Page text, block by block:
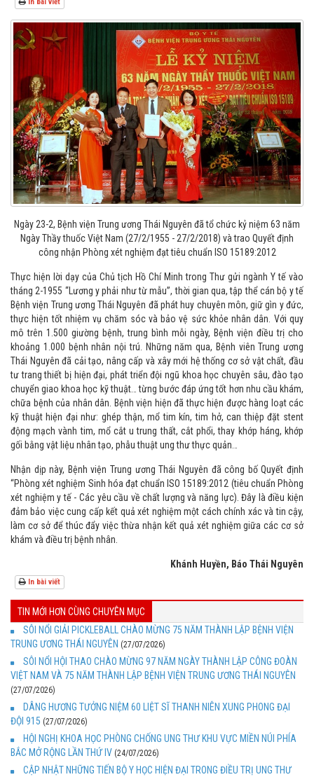
Ngày 23-2, Bệnh viện Trung ương Thái Nguyên đã tổ chức kỷ niệm 63 năm
Ngày Thầy thuốc Việt Nam (27/2/1955 - 27/2/2018) và trao Quyết định
công nhận Phòng xét nghiệm đạt tiêu chuẩn ISO 15189:2012
Thực hiện lời dạy của Chủ tịch Hồ Chí Minh trong Thư gửi ngành Y tế vào
tháng 2-1955 “Lương y phải như từ mẫu”, thời gian qua, tập thể cán bộ y tế
Bệnh viện Trung ương Thái Nguyên đã phát huy chuyên môn, giữ gìn y đức,
thực hiện tốt nhiệm vụ chăm sóc và bảo vệ sức khỏe nhân dân. Với quy
mô trên 1.500 giường bệnh, trung bình mỗi ngày, Bệnh viện điều trị cho
khoảng 1.000 bệnh nhân nội trú. Những năm qua, Bệnh viên Trung ương
Thái Nguyên đã cải tạo, nâng cấp và xây mới hệ thống cơ sở vật chất, đầu
tư trang thiết bị hiện đại, phát triển đội ngũ khoa học chuyên sâu, đào tạo
chuyển giao khoa học kỹ thuật… từng bước đáp ứng tốt hơn nhu cầu khám,
chữa bệnh của nhân dân. Bệnh viện hiện đã thực hiện được hàng loạt các
kỹ thuật hiện đại như: ghép thận, mổ tim kín, tim hở, can thiệp đặt stent
động mạch vành tim, mổ cắt u trung thất, cắt phổi, thay khớp háng, khớp
gối bằng vật liệu nhân tạo, phẫu thuật ung thư thực quản…
Nhận dịp này, Bệnh viện Trung ương Thái Nguyên đã công bố Quyết định
“Phòng xét nghiệm Sinh hóa đạt chuẩn ISO 15189:2012 (tiêu chuẩn Phòng
xét nghiệm y tế - Các yêu cầu về chất lượng và năng lực). Đây là điều kiện
đảm bảo việc cung cấp kết quả xét nghiệm một cách chính xác và tin cậy,
làm cơ sở để thúc đẩy việc thừa nhận kết quả xét nghiệm giữa các cơ sở
khám và điều trị bệnh nhân.
Khánh Huyền, Báo Thái Nguyên
In bài viết
TIN MỚI HƠN CÙNG CHUYÊN MỤC
SÔI NỔI GIẢI PICKLEBALL CHÀO MỪNG 75 NĂM THÀNH LẬP BỆNH VIỆN
TRUNG ƯƠNG THÁI NGUYÊN (27/07/2026)
SÔI NỔI HỘI THAO CHÀO MỪNG 97 NĂM NGÀY THÀNH LẬP CÔNG ĐOÀN
VIỆT NAM VÀ 75 NĂM THÀNH LẬP BỆNH VIỆN TRUNG ƯƠNG THÁI NGUYÊN
(27/07/2026)
DÂNG HƯƠNG TƯỞNG NIỆM 60 LIỆT SĨ THANH NIÊN XUNG PHONG ĐẠI
ĐỘI 915 (27/07/2026)
HỘI NGHỊ KHOA HỌC PHÒNG CHỐNG UNG THƯ KHU VỰC MIỀN NÚI PHÍA
BẮC MỞ RỘNG LẦN THỨ IV (24/07/2026)
CẬP NHẬT NHỮNG TIẾN BỘ Y HỌC HIỆN ĐẠI TRONG ĐIỀU TRỊ UNG THƯ